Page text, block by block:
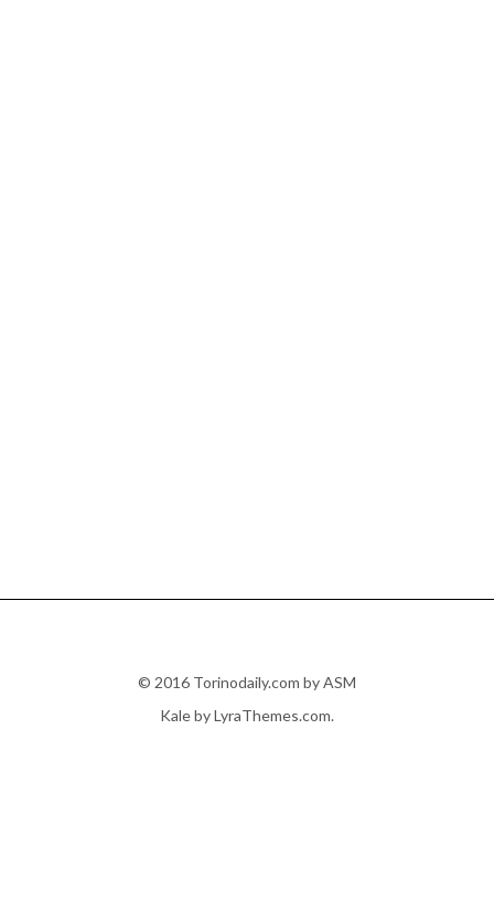
© 2016 Torinodaily.com by ASM
Kaleby LyraThemes.com.